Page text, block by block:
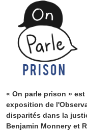
« On parle prison » est
exposition de
disparités dans la
Benjamin Monnery et